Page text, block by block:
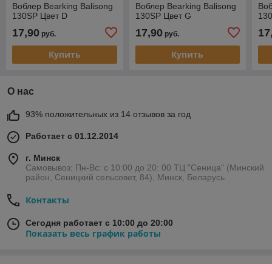
Воблер Bearking Balisong
130SP Цвет D
17,90 руб.
Купить
Воблер Bearking Balisong
130SP Цвет G
17,90руб.
Купить
О нас
93% положительных из 14 отзывов за год
Работает с 01.12.2014
г. Минск
Самовывоз: Пн-Вс: с 10:00 до 20: 00 ТЦ "Сеница" (Минский
район, Сеницкий сельсовет, 84), Минск, Беларусь
Контакты
Сегодня работает с 10:00 до 20:00
Показать весь график работы